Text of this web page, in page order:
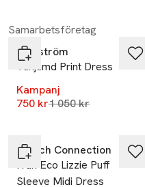
Samarbetsföretag
Modström
Vanjamd Print Dress
Kampanj
750 krLägsta pris 30 dagar
1 050 kr
French Connection
Fran Eco Lizzie Puff
Sleeve Midi Dress